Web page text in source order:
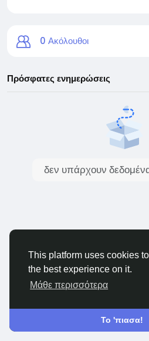
This platform uses cookies
the best experience on it.
Μάθε περισσότερα
Το 'πιασα!
0 Ακόλουθοι
Πρόσφατες ενημερώσεις
δεν υπάρχουν